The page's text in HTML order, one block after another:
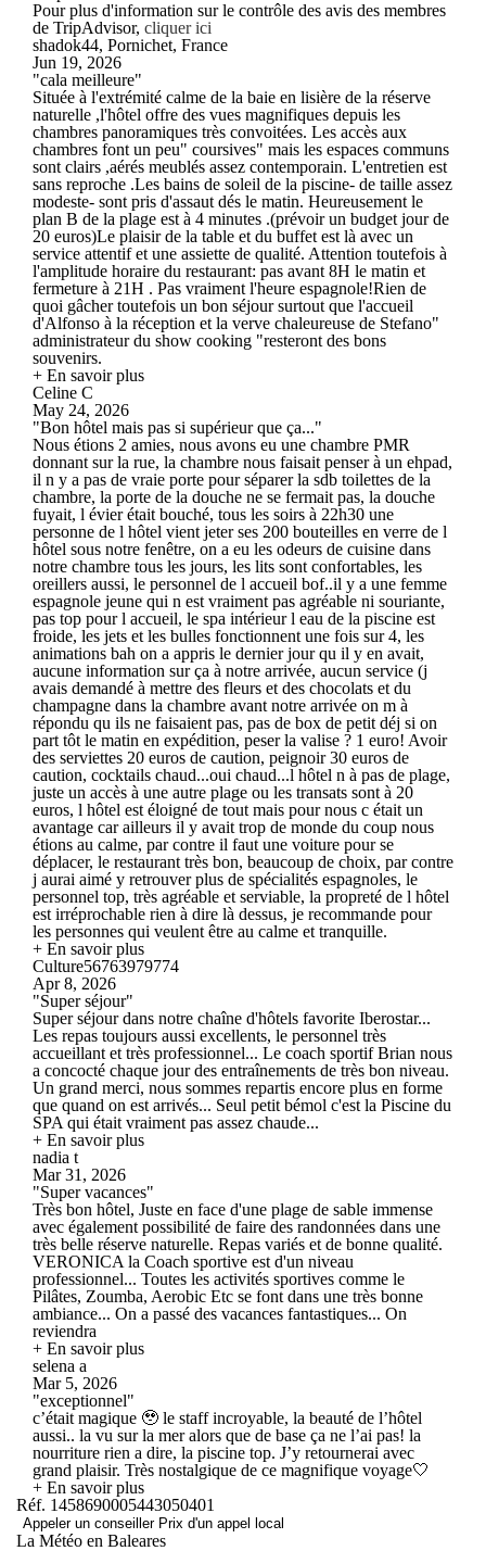
Pour plus d'information sur le contrôle des avis des membres
de TripAdvisor, cliquer ici
shadok44, Pornichet, France
Jun 19, 2026
"cala meilleure"
Située à l'extrémité calme de la baie en lisière de la réserve
naturelle ,l'hôtel offre des vues magnifiques depuis les
chambres panoramiques très convoitées. Les accès aux
chambres font un peu" coursives" mais les espaces communs
sont clairs ,aérés meublés assez contemporain. L'entretien est
sans reproche .Les bains de soleil de la piscine- de taille assez
modeste- sont pris d'assaut dés le matin. Heureusement le
plan B de la plage est à 4 minutes .(prévoir un budget jour de
20 euros)Le plaisir de la table et du buffet est là avec un
service attentif et une assiette de qualité. Attention toutefois à
l'amplitude horaire du restaurant: pas avant 8H le matin et
fermeture à 21H . Pas vraiment l'heure espagnole!Rien de
quoi gâcher toutefois un bon séjour surtout que l'accueil
d'Alfonso à la réception et la verve chaleureuse de Stefano"
administrateur du show cooking "resteront des bons
souvenirs.
+ En savoir plus
Celine C
May 24, 2026
"Bon hôtel mais pas si supérieur que ça..."
Nous étions 2 amies, nous avons eu une chambre PMR
donnant sur la rue, la chambre nous faisait penser à un ehpad,
il n y a pas de vraie porte pour séparer la sdb toilettes de la
chambre, la porte de la douche ne se fermait pas, la douche
fuyait, l évier était bouché, tous les soirs à 22h30 une
personne de l hôtel vient jeter ses 200 bouteilles en verre de l
hôtel sous notre fenêtre, on a eu les odeurs de cuisine dans
notre chambre tous les jours, les lits sont confortables, les
oreillers aussi, le personnel de l accueil bof..il y a une femme
espagnole jeune qui n est vraiment pas agréable ni souriante,
pas top pour l accueil, le spa intérieur l eau de la piscine est
froide, les jets et les bulles fonctionnent une fois sur 4, les
animations bah on a appris le dernier jour qu il y en avait,
aucune information sur ça à notre arrivée, aucun service (j
avais demandé à mettre des fleurs et des chocolats et du
champagne dans la chambre avant notre arrivée on m à
répondu qu ils ne faisaient pas, pas de box de petit déj si on
part tôt le matin en expédition, peser la valise ? 1 euro! Avoir
des serviettes 20 euros de caution, peignoir 30 euros de
caution, cocktails chaud...oui chaud...l hôtel n à pas de plage,
juste un accès à une autre plage ou les transats sont à 20
euros, l hôtel est éloigné de tout mais pour nous c était un
avantage car ailleurs il y avait trop de monde du coup nous
étions au calme, par contre il faut une voiture pour se
déplacer, le restaurant très bon, beaucoup de choix, par contre
j aurai aimé y retrouver plus de spécialités espagnoles, le
personnel top, très agréable et serviable, la propreté de l hôtel
est irréprochable rien à dire là dessus, je recommande pour
les personnes qui veulent être au calme et tranquille.
+ En savoir plus
Culture56763979774
Apr 8, 2026
"Super séjour"
Super séjour dans notre chaîne d'hôtels favorite Iberostar...
Les repas toujours aussi excellents, le personnel très
accueillant et très professionnel... Le coach sportif Brian nous
a concocté chaque jour des entraînements de très bon niveau.
Un grand merci, nous sommes repartis encore plus en forme
que quand on est arrivés... Seul petit bémol c'est la Piscine du
SPA qui était vraiment pas assez chaude...
+ En savoir plus
nadia t
Mar 31, 2026
"Super vacances"
Très bon hôtel, Juste en face d'une plage de sable immense
avec également possibilité de faire des randonnées dans une
très belle réserve naturelle. Repas variés et de bonne qualité.
VERONICA la Coach sportive est d'un niveau
professionnel... Toutes les activités sportives comme le
Pilâtes, Zoumba, Aerobic Etc se font dans une très bonne
ambiance... On a passé des vacances fantastiques... On
reviendra
+ En savoir plus
selena a
Mar 5, 2026
"exceptionnel"
c’était magique 🥹 le staff incroyable, la beauté de l’hôtel
aussi.. la vu sur la mer alors que de base ça ne l’ai pas! la
nourriture rien a dire, la piscine top. J’y retournerai avec
grand plaisir. Très nostalgique de ce magnifique voyage🤍
+ En savoir plus
Réf. 1458690005443050401
Appeler un conseiller Prix d'un appel local
La Météo en Baleares